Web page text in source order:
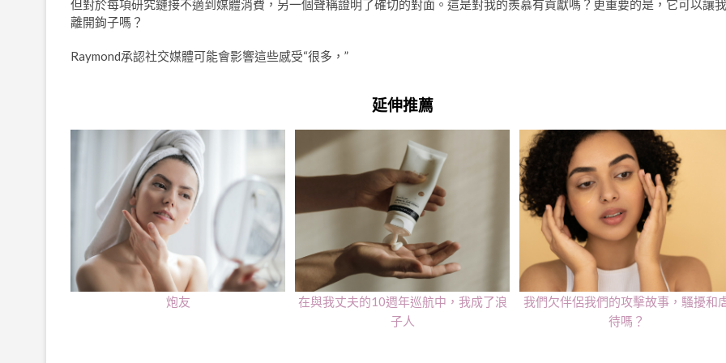
但對於每項研究鏈接不適到媒體消費，另一個聲稱證明了確切的對面。這是對我的羨慕有貢獻嗎？更重要的是，它可以讓我
離開鉤子嗎？
Raymond承認社交媒體可能會影響這些感受“很多，”
延伸推薦
炮友
在與我丈夫的10週年巡航中，我成了浪
子人
我們欠伴侶我們的攻擊故事，騷擾和
待嗎？